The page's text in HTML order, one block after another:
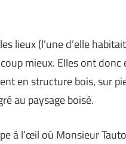
lieux (l’une d’elle
mieux. Elles ont
en structure bois, sur
au paysage boisé.
à l’œil où Monsieur